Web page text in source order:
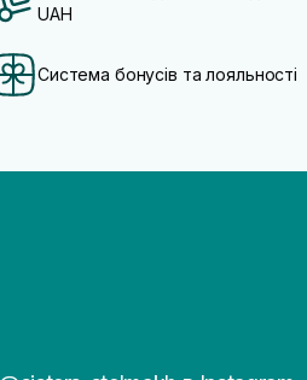
UAH
Система бонусів та лояльності